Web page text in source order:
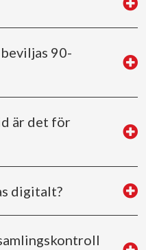
90-
är det för
digitalt?